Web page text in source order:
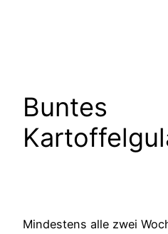
Buntes
Mindestens alle zwei